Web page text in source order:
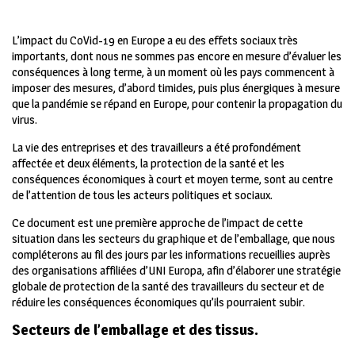
L’impact du CoVid-19 en Europe a eu des effets sociaux très
importants, dont nous ne sommes pas encore en mesure d’évaluer les
conséquences à long terme, à un moment où les pays commencent à
imposer des mesures, d’abord timides, puis plus énergiques à mesure
que la pandémie se répand en Europe, pour contenir la propagation du
virus.
La vie des entreprises et des travailleurs a été profondément
affectée et deux éléments, la protection de la santé et les
conséquences économiques à court et moyen terme, sont au centre
de l’attention de tous les acteurs politiques et sociaux.
Ce document est une première approche de l’impact de cette
situation dans les secteurs du graphique et de l’emballage, que nous
compléterons au fil des jours par les informations recueillies auprès
des organisations affiliées d’UNI Europa, afin d’élaborer une stratégie
globale de protection de la santé des travailleurs du secteur et de
réduire les conséquences économiques qu’ils pourraient subir.
Secteurs de l’emballage et des tissus.